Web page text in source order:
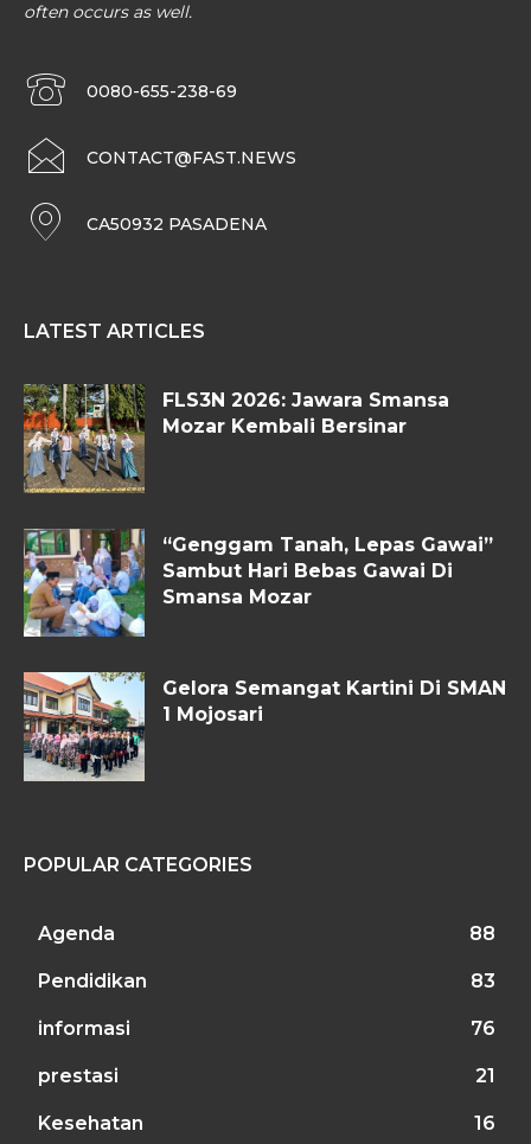
often occurs as well.
0080-655-238-69
CONTACT@FAST.NEWS
CA50932 PASADENA
LATEST ARTICLES
FLS3N 2026: Jawara Smansa
Mozar Kembali Bersinar
“Genggam Tanah, Lepas Gawai”
Sambut Hari Bebas Gawai Di
Smansa Mozar
Gelora Semangat Kartini Di SMAN
1 Mojosari
POPULAR CATEGORIES
Agenda 88
Pendidikan 83
informasi 76
prestasi 21
Kesehatan 16